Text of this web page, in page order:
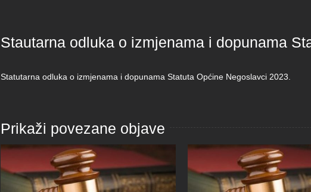
Stautarna odluka o izmjenama i dopunama
Statutarna odluka o izmjenama i dopunama Statuta Općine Negoslavci 2023.
Prikaži povezane objave